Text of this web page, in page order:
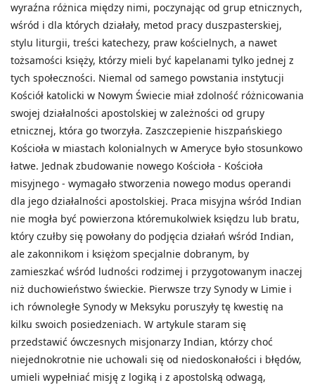
wyraźna różnica między nimi, poczynając od grup etnicznych,
wśród i dla których działały, metod pracy duszpasterskiej,
stylu liturgii, treści katechezy, praw kościelnych, a nawet
tożsamości księży, którzy mieli być kapelanami tylko jednej z
tych społeczności. Niemal od samego powstania instytucji
Kościół katolicki w Nowym Świecie miał zdolność różnicowania
swojej działalności apostolskiej w zależności od grupy
etnicznej, która go tworzyła. Zaszczepienie hiszpańskiego
Kościoła w miastach kolonialnych w Ameryce było stosunkowo
łatwe. Jednak zbudowanie nowego Kościoła - Kościoła
misyjnego - wymagało stworzenia nowego modus operandi
dla jego działalności apostolskiej. Praca misyjna wśród Indian
nie mogła być powierzona któremukolwiek księdzu lub bratu,
który czułby się powołany do podjęcia działań wśród Indian,
ale zakonnikom i księżom specjalnie dobranym, by
zamieszkać wśród ludności rodzimej i przygotowanym inaczej
niż duchowieństwo świeckie. Pierwsze trzy Synody w Limie i
ich równoległe Synody w Meksyku poruszyły tę kwestię na
kilku swoich posiedzeniach. W artykule staram się
przedstawić ówczesnych misjonarzy Indian, którzy choć
niejednokrotnie nie uchowali się od niedoskonałości i błędów,
umieli wypełniać misję z logiką i z apostolską odwagą,